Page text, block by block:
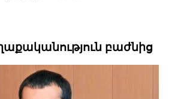
բաժնից